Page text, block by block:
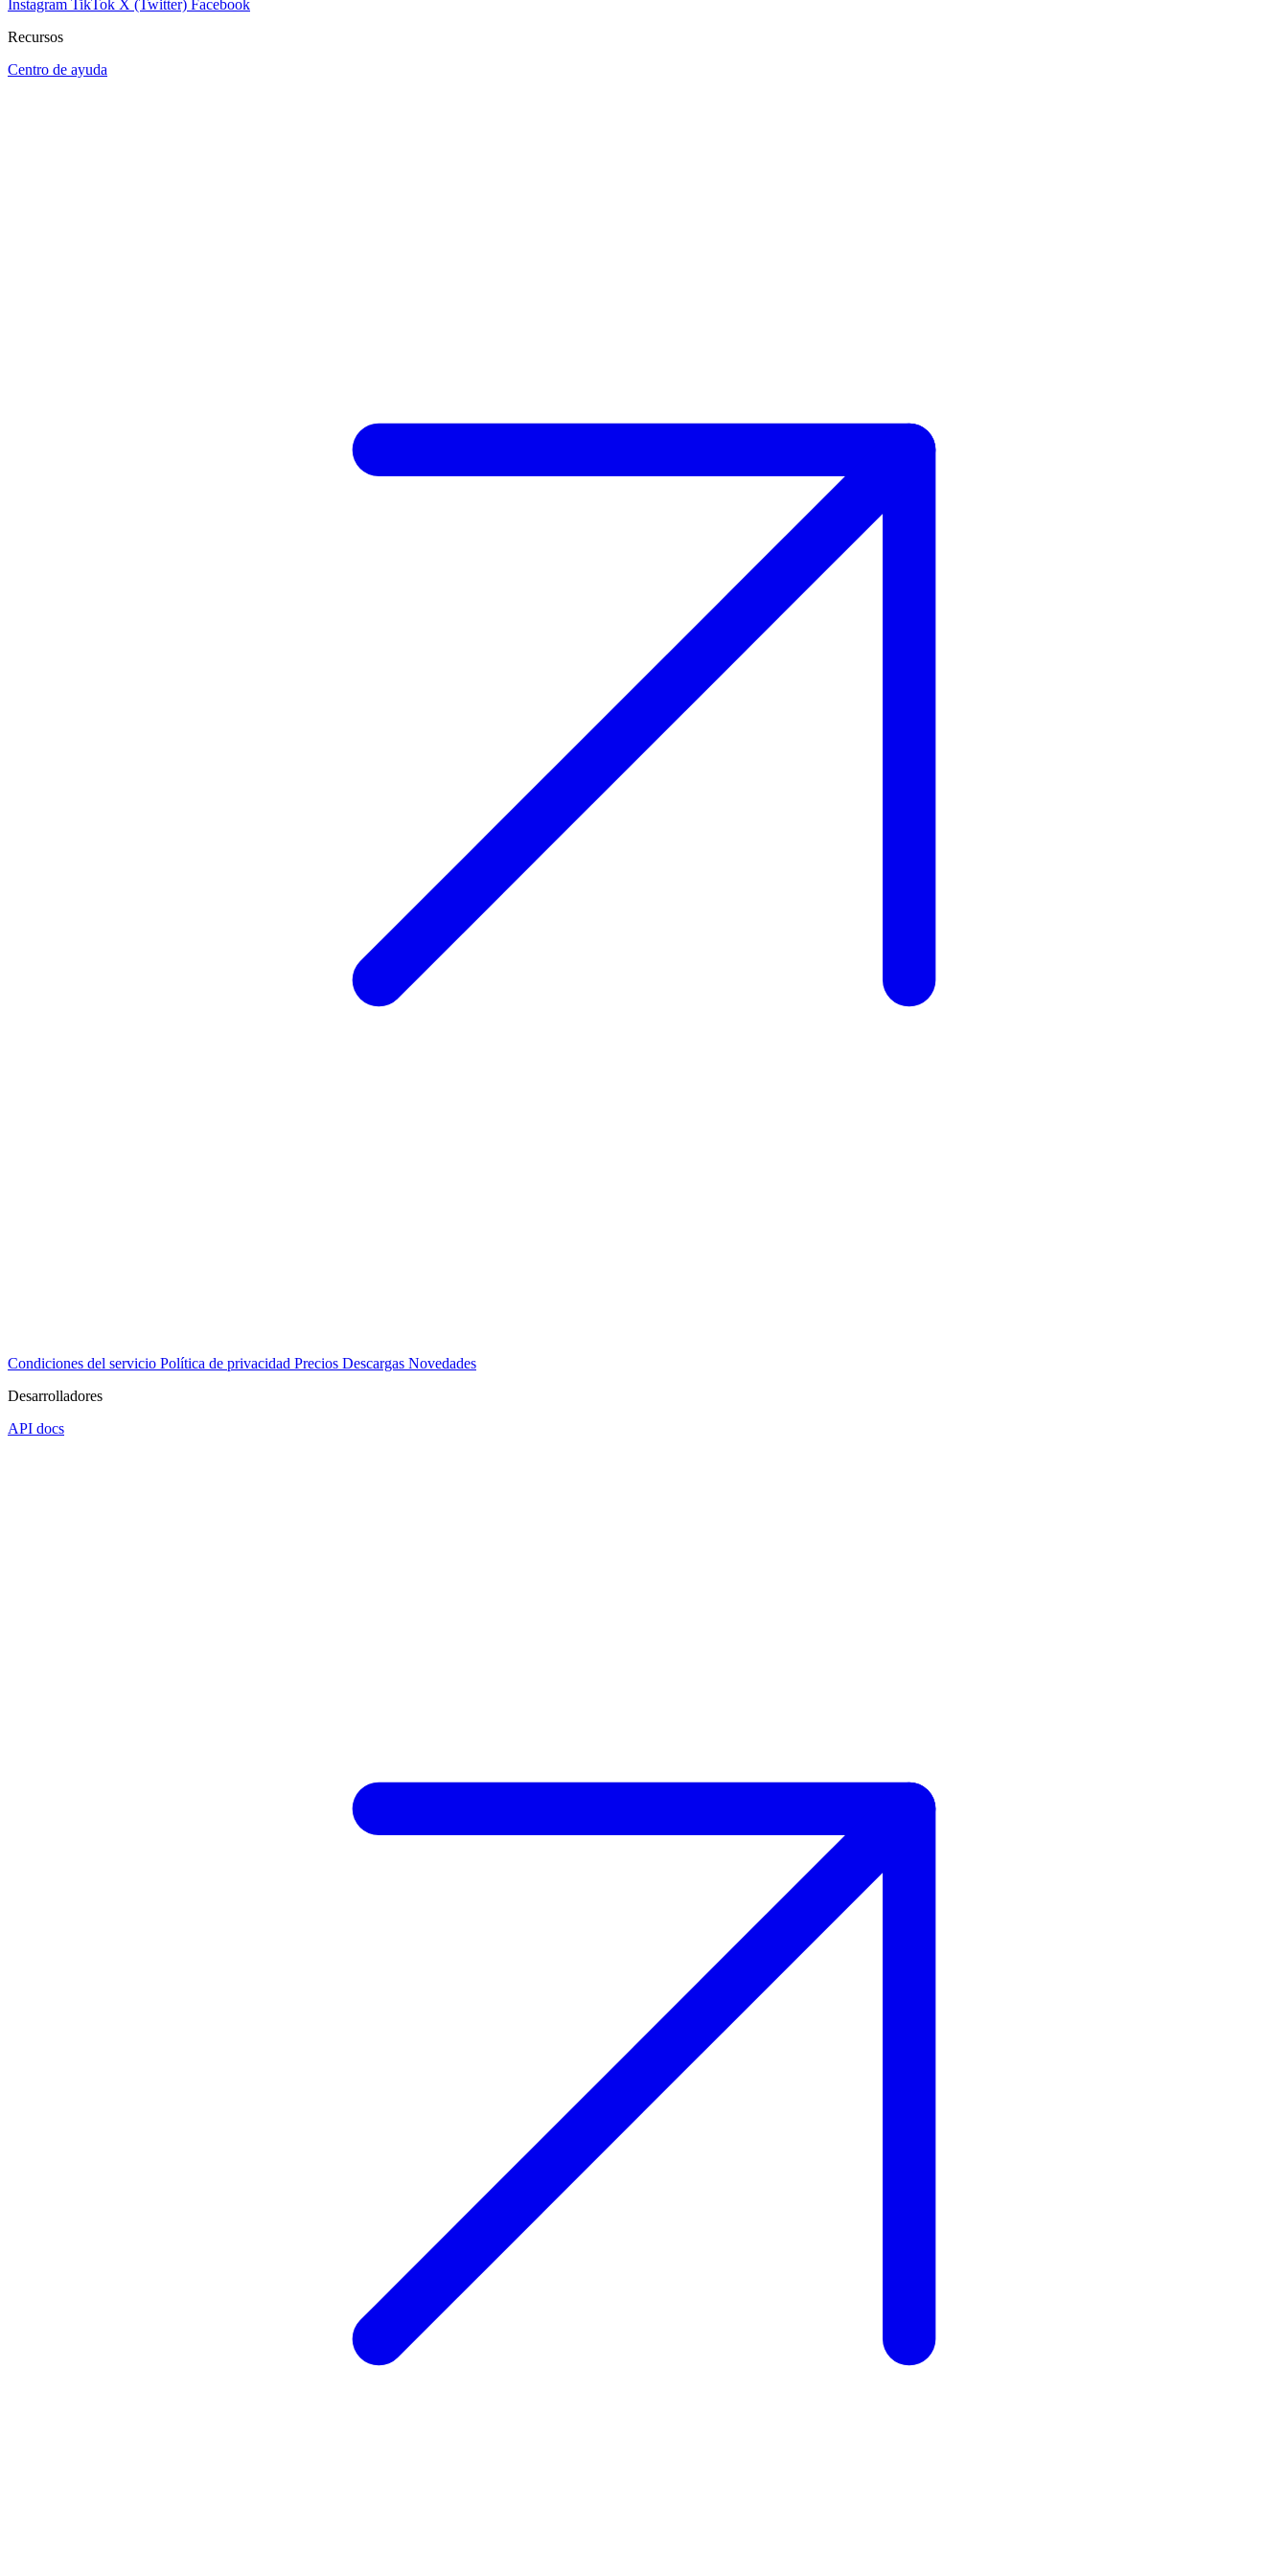
Instagram TikTok X (Twitter) Facebook
Recursos
Centro de ayuda
Condiciones del servicio Política de privacidad Precios Descargas Novedades
Desarrolladores
API docs